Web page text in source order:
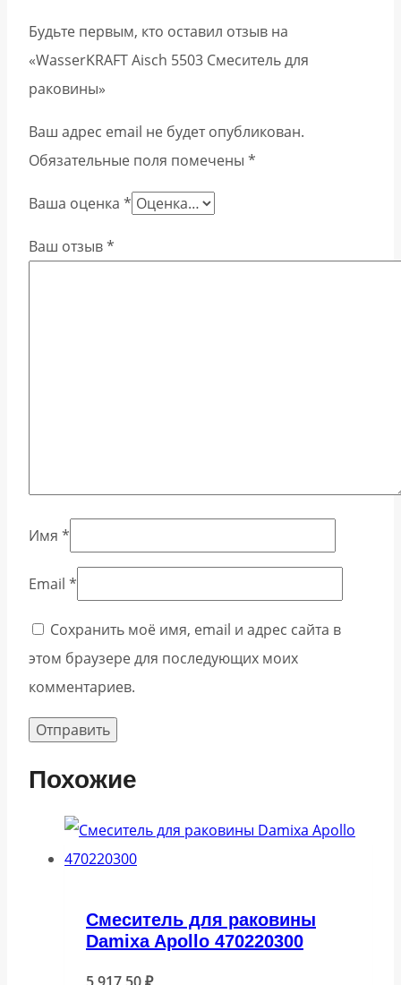
Будьте первым, кто оставил отзыв на
«WasserKRAFT Aisch 5503 Смеситель для
раковины»
Ваш адрес email не будет опубликован.
Обязательные поля помечены *
Ваша оценка *
Ваш отзыв*
Имя *
Email *
Сохранить моё имя, email и адрес сайта в
этом браузере для последующих моих
комментариев.
Похожие
Cмеситель для раковины
Damixa Apollo 470220300